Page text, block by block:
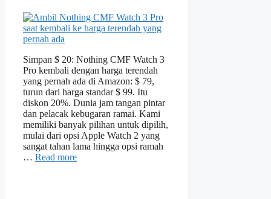
Simpan $ 20: Nothing CMF Watch 3
Pro kembali dengan harga terendah
yang pernah ada di Amazon: $ 79,
turun dari harga standar $ 99. Itu
diskon 20%. Dunia jam tangan pintar
dan pelacak kebugaran ramai. Kami
memiliki banyak pilihan untuk dipilih,
mulai dari opsi Apple Watch 2 yang
sangat tahan lama hingga opsi ramah
… Read more